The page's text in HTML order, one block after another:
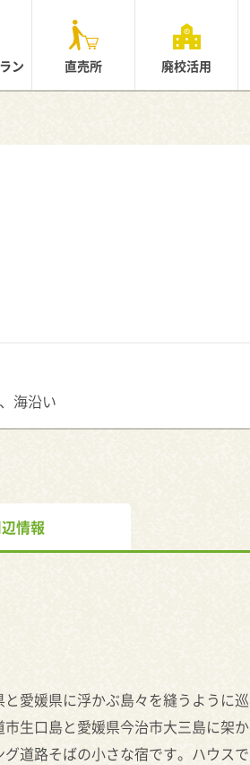
ン 直売所 廃校活用
海沿い
情報
と愛媛県に浮かぶ島々を縫うように
市生口島と愛媛県今治市大三島に架
グ道路そばの小さな宿です。ハウス